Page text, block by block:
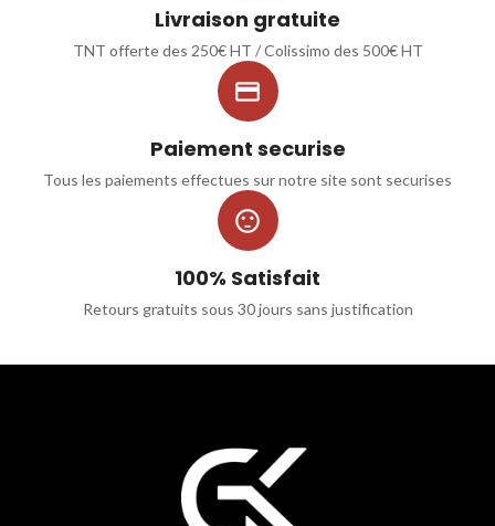
Livraison gratuite
TNT offerte des 250€ HT / Colissimo des 500€ HT

Paiement securise
Tous les paiements effectues sur notre site sont securises

100% Satisfait
Retours gratuits sous 30 jours sans justification